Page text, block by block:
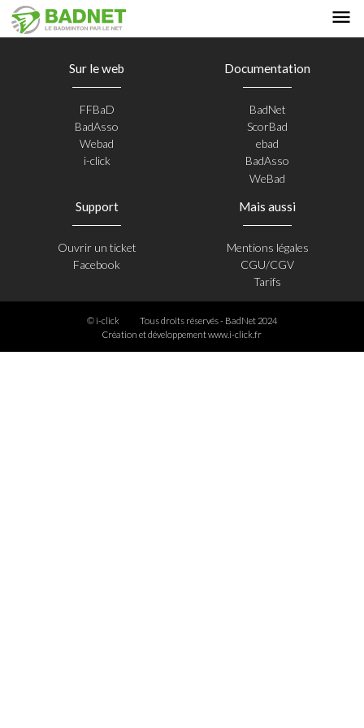
Sur le web
FFBaD
BadAsso
Webad
i-click
Documentation
BadNet
ScorBad
ebad
BadAsso
WeBad
Support
Ouvrir un ticket
Facebook
Mais aussi
Mentions légales
CGU/CGV
Tarifs
© i-click
Tous droits réservés - BadNet 2024
Création et développementwww.i-click.fr